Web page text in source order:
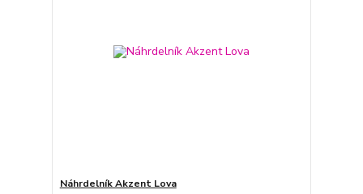
Náhrdelník Akzent Lova